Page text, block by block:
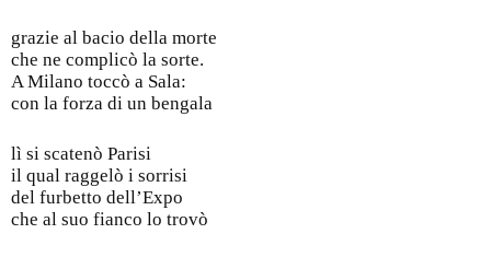
grazie al bacio della morte
che ne complicò la sorte.
A Milano toccò a Sala:
con la forza di un bengala
lì si scatenò Parisi
il qual raggelò i sorrisi
del furbetto dell’Expo
che al suo fianco lo trovò